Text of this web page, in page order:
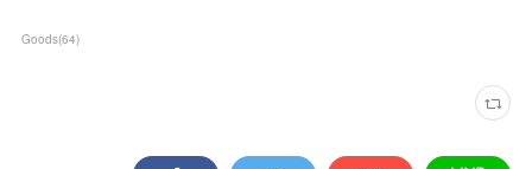
Goods(64)